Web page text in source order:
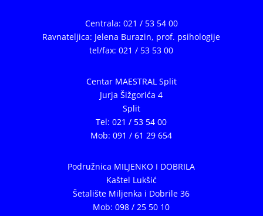
Centrala: 021 / 53 54 00
Ravnateljica: Jelena Burazin, prof. psihologije
tel/fax: 021 / 53 53 00
Centar MAESTRAL Split
Jurja Šižgorića 4
Split
Tel: 021 / 53 54 00
Mob: 091 / 61 29 654
Podružnica MILJENKO I DOBRILA
Kaštel Lukšić
Šetalište Miljenka i Dobrile 36
Mob: 098 / 25 50 10